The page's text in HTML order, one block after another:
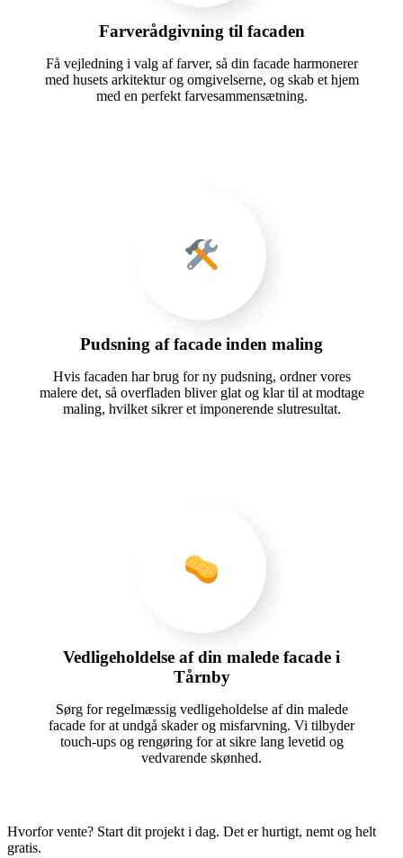
Farverådgivning til facaden
Få vejledning i valg af farver, så din facade harmonerer
med husets arkitektur og omgivelserne, og skab et hjem
med en perfekt farvesammensætning.
Pudsning af facade inden maling
Hvis facaden har brug for ny pudsning, ordner vores
malere det, så overfladen bliver glat og klar til at modtage
maling, hvilket sikrer et imponerende slutresultat.
Vedligeholdelse af din malede facade i
Tårnby
Sørg for regelmæssig vedligeholdelse af din malede
facade for at undgå skader og misfarvning. Vi tilbyder
touch-ups og rengøring for at sikre lang levetid og
vedvarende skønhed.
Hvorfor vente? Start dit projekt i dag. Det er hurtigt, nemt og helt
gratis.